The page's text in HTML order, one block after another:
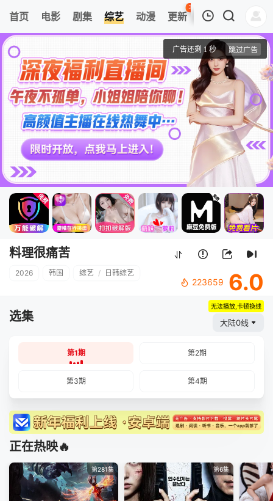
首页 电影 剧集 综艺 动漫 更新
30
热榜 APP
第1期
料理很痛苦
清空
料理很痛苦
2026 韩国 综艺 / 日韩综艺
223659 6.0
选集
无法播放,卡顿换线
大陆0线
第1期 第2期
第3期 第4期
正在热映🔥
第281集 第6集